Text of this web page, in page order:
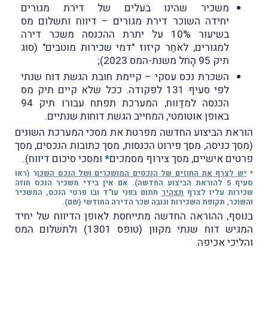
משכיר שהינו בעלים של דירת מגורים
יחידה השוכר דירת מגורים – דיווח ותשלום מס
בשיעור 10% על יתרת ההכנסה משכר דירה
למגורים, לאחַר קיזוז "דמי שכירות מוטבים" (סוג
תיק 95 הָחל משנת-המס 2023);
השכרת נכס עסקי – קיימת חובת הגשת דוח שנתי
לפי סעיף 131 לפקודה. ככל שלא קיים תיק מס
הכנסה למדַווח, המערכת תפתח עבורו תיק 94
באופן אוטומטי, המחייב הגשת דוחות שנתיים.
הוראת הביצוע החדשה מפרטת את מסכי המערכת השונים
(מסך כניסה, מסך פירוט הכנסות, מסך כתובות הנכסים, מסך
פרטים אישיים, מסך צירוף מסמכים* ומסכי סיכום דיווח).
* יש לצרף את החוזים של הנכסים המושכרים ושל הנכס השכור (ראו
סעיף 5 להוראת הביצוע החדשה). אם אין בידי משכיר הנכס חוזה
שכירות עליו לצרף תצהיר חתום בפני עו"ד ובו פרטי הנכס, המשכיר
והשוכר, תקופת השכירות וגובה שכר הדירה החודשי (שם).
בנוסף, ההוראה החדשה מתייחסת לאופן הדיווח של יחיד
המגיש דוח שנתי מקוּון (טופס 1301) ולתשלום המס
והליכי אכיפה.